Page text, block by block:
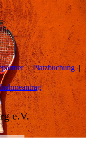
Platzbuchung
e.V.